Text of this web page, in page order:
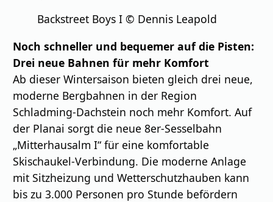
Backstreet Boys I © Dennis Leapold
Noch schneller und bequemer auf die Pisten:
Drei neue Bahnen für mehr Komfort
Ab dieser Wintersaison bieten gleich drei neue,
moderne Bergbahnen in der Region
Schladming-Dachstein noch mehr Komfort. Auf
der Planai sorgt die neue 8er-Sesselbahn
„Mitterhausalm I“ für eine komfortable
Skischaukel-Verbindung. Die moderne Anlage
mit Sitzheizung und Wetterschutzhauben kann
bis zu 3.000 Personen pro Stunde befördern